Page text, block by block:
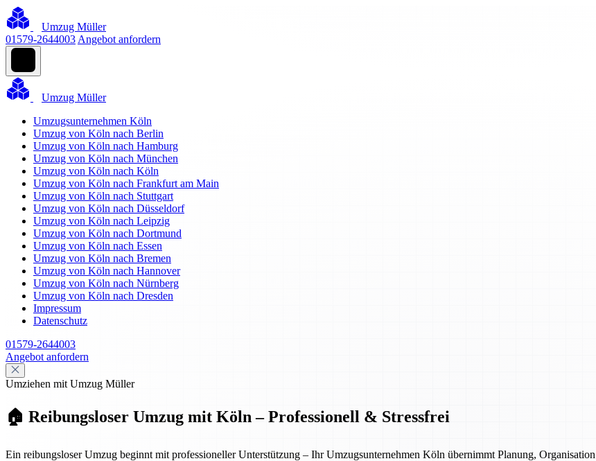
Umzug Müller
01579-2644003 Angebot anfordern
Umzug Müller
Umzugsunternehmen Köln
Umzug von Köln nach Berlin
Umzug von Köln nach Hamburg
Umzug von Köln nach München
Umzug von Köln nach Köln
Umzug von Köln nach Frankfurt am Main
Umzug von Köln nach Stuttgart
Umzug von Köln nach Düsseldorf
Umzug von Köln nach Leipzig
Umzug von Köln nach Dortmund
Umzug von Köln nach Essen
Umzug von Köln nach Bremen
Umzug von Köln nach Hannover
Umzug von Köln nach Nürnberg
Umzug von Köln nach Dresden
Impressum
Datenschutz
01579-2644003
Angebot anfordern
Umziehen mit Umzug Müller
🏠 Reibungsloser Umzug mit Köln – Professionell & Stressfrei
Ein reibungsloser Umzug beginnt mit professioneller Unterstützung – Ihr Umzugsunternehmen Köln übernimmt Planung,